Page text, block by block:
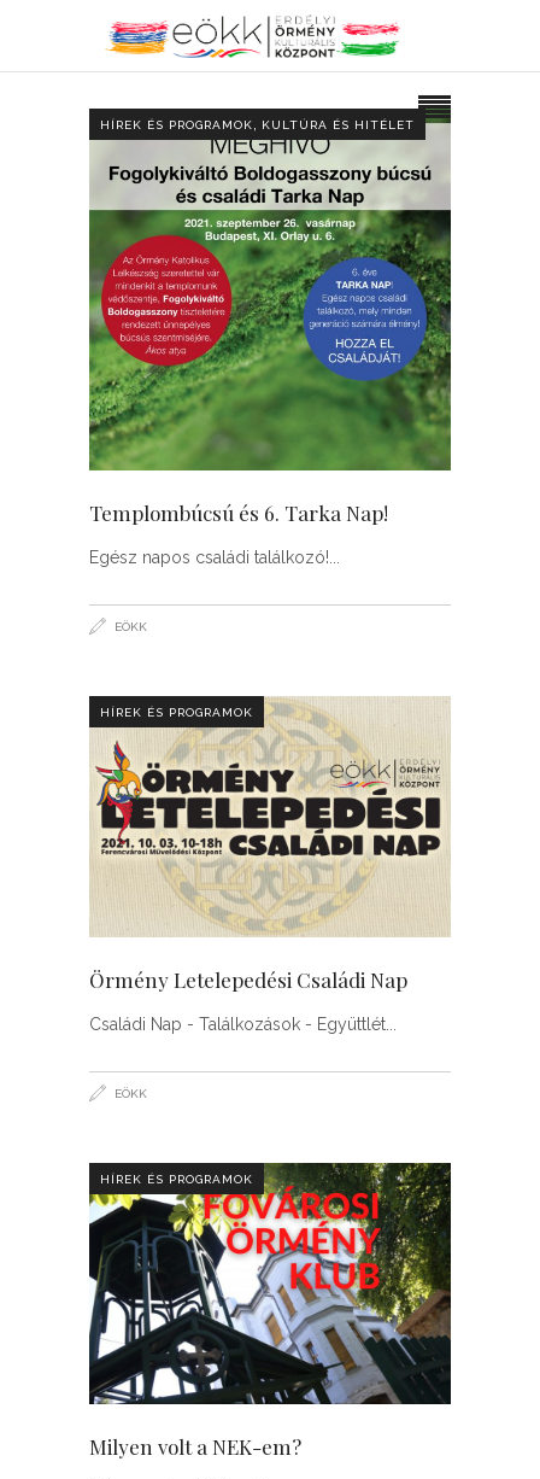
HÍREK ÉS PROGRAMOK KULTÚRA ÉS HITÉLET
Templombúcsú és 6. Tarka Nap!
Egész napos családi találkozó!
EÖKK
HÍREK ÉS PROGRAMOK
Örmény Letelepedési Családi Nap
Családi Nap - Találkozások - Együttlét
EÖKK
HÍREK ÉS PROGRAMOK
Milyen volt a NEK-em?